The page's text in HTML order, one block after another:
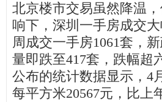
北京楼市交易虽然降温
响下，深圳一手房成交
周成交一手房1061套，
量即跌至417套，跌幅超
公布的统计数据显示，4
每平方米20567元，比上